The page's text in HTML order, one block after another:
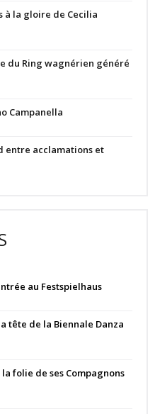
à la gloire de Cecilia
du Ring wagnérien généré
Campanella
entre acclamations et
au Festspielhaus
tête de la Biennale Danza
folie de ses Compagnons